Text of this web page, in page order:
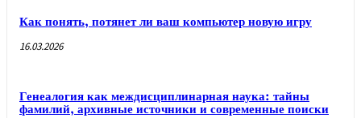
Как понять, потянет ли ваш компьютер новую игру
16.03.2026
Генеалогия как междисциплинарная наука: тайны
фамилий, архивные источники и современные поиски